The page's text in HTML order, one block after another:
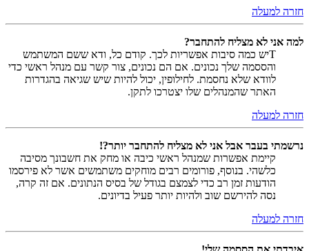
חזרה למעלה
למה אני לא מצליח להתחבר?
Tיש כמה סיבות אפשריות לכך. קודם כל, ודא ששם המשתמש
והססמה שלך נכונים. אם הם נכונים, צור קשר עם מנהל ראשי כדי
לוודא שלא נחסמת. לחילופין, יכול להיות שיש שגיאה בהגדרות
האתר שהמנהלים שלו יצטרכו לתקן.
חזרה למעלה
נרשמתי בעבר אבל אני לא מצליח להתחבר יותר?!
קיימת אפשרות שמנהל ראשי כיבה או מחק את חשבונך מסיבה
כלשהי. בנוסף, פורומים רבים מוחקים משתמשים אשר לא פירסמו
הודעות זמן רב כדי לצמצם בגודל של בסיס הנתונים. אם זה קרה,
נסה להירשם שוב ולהיות יותר פעיל בדיונים.
חזרה למעלה